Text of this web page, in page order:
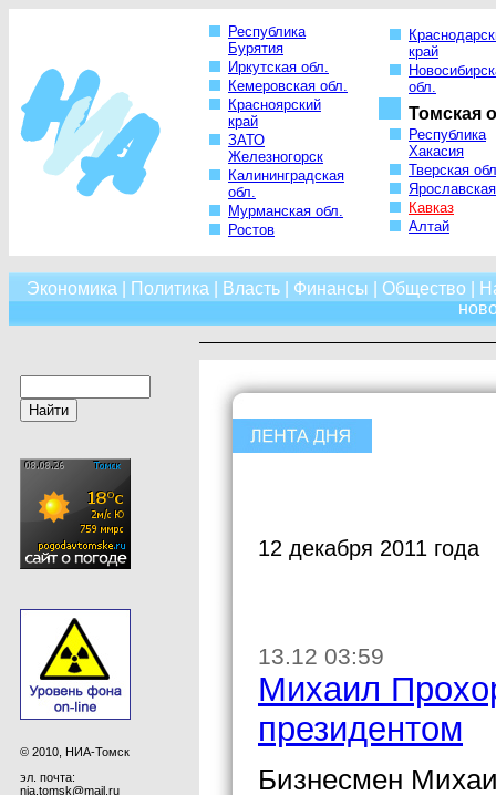
Республика
Бурятия
Иркутская обл.
Кемеровская обл.
Красноярский
край
ЗАТО
Железногорск
Калининградская
обл.
Мурманская обл.
Ростов
край
обл.
Томская
Республика
Хакасия
Тверская
Кавказ
Алтай
Экономика Политика Власть| Финансы Общество
© 2010, НИА-Томск
эл. почта:
nia.tomsk@mail.ru
12 декабря 2011 года
13.12 03:59
Михаил
президентом
Бизнесмен